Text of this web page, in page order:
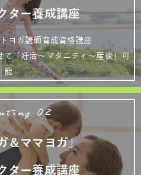
ター養成講座
ヨガ講師育成資格講座
て「妊活～マタニティ～産後」可
能
02
＆ママヨガ」
ター養成講座